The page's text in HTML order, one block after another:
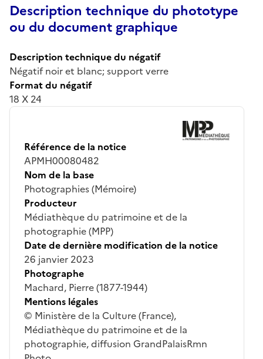
Description technique du phototype
ou du document graphique
Description technique du négatif
Négatif noir et blanc; support verre
Format du négatif
18 X 24
Référence de la notice
APMH00080482
Nom de la base
Photographies (Mémoire)
Producteur
Médiathèque du patrimoine et de la
photographie (MPP)
Date de dernière modification de la notice
26 janvier 2023
Photographe
Machard, Pierre (1877-1944)
Mentions légales
© Ministère de la Culture (France),
Médiathèque du patrimoine et de la
photographie, diffusion GrandPalaisRmn